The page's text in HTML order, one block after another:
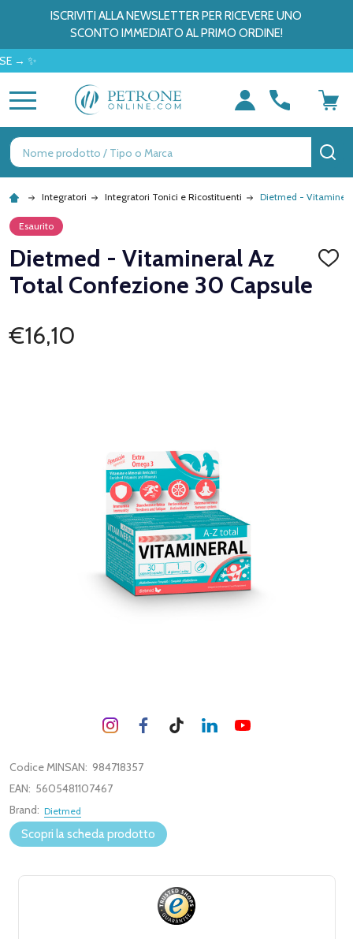
ISCRIVITI ALLA NEWSLETTER PER RICEVERE UNO
SCONTO IMMEDIATO AL PRIMO ORDINE!
Ricerca
Integratori Integratori Tonici e Ricostituenti Dietmed -
Esaurito
Dietmed - Vitamineral Az
Total Confezione 30 Capsule
€16,10
Codice MINSAN: 984718357
EAN: 5605481107467
Brand: Dietmed
Scopri la scheda prodotto